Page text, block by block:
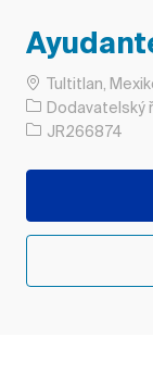
Umístění
Tultitlan,
Kategorie
Dodavatelský
ID úlohy
JR266874